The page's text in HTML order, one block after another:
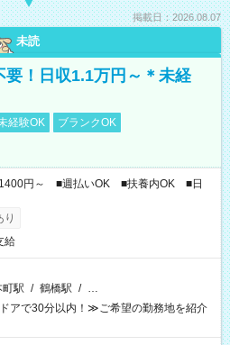
掲載日：2026.08.07
未読
！日収1.1万円～＊未経
経験OK
ブランクOK
1400円～ ■週払いOK ■扶養内OK ■日
り
給
町駅 / 鶴橋駅 / …
アで30分以内！≫ご希望の勤務地を紹介